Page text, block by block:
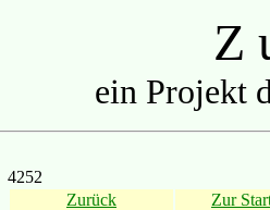
Z
ein Projekt
4252
Zurück
Zur